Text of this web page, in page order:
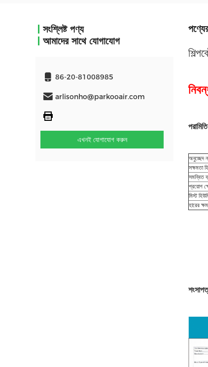
সংশ্লিষ্ট পণ্য
আমাদের সাথে যোগাযোগ
86-20-81008985
arlisonho@parkooair.com
এখনই যোগাযোগ করুন
পরামিতি
অনুচ্ছেদ
সক্ষমতা
সমন্বিত
প্রয়োগ
মিস্ট
হারের